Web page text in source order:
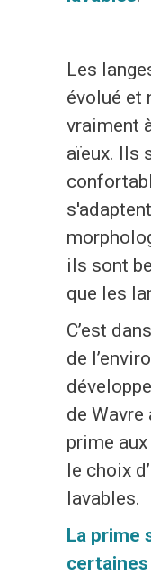
Economie
Culture et
Je suis
Aîné
En
Jeune
Nouvel
Parent
Touriste
Je trouve
Mes
Services
Agenda
Location
Offres
Objets
Grands
Les
évolué et
vraiment
aïeux. Ils
ils sont
que les
C’est
de
de Wavre
prime
le choix
lavables.
La prime